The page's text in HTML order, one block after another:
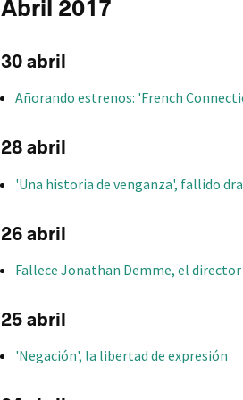
Abril 2017
30 abril
Añorando estrenos: 'French
28 abril
'Una historia de venganza', fallido
26 abril
Fallece Jonathan Demme, el
25 abril
'Negación', la libertad de expresión